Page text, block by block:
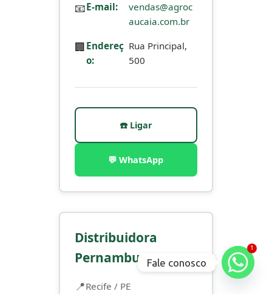
📧E-mail:
vendas@agroc
aucaia.com.br
🏢 Endereç
o:
Rua Principal,
500
☎️ Ligar
💬 WhatsApp
Distribuidora
Pernambuco
Recife / PE
1
Fale conosco